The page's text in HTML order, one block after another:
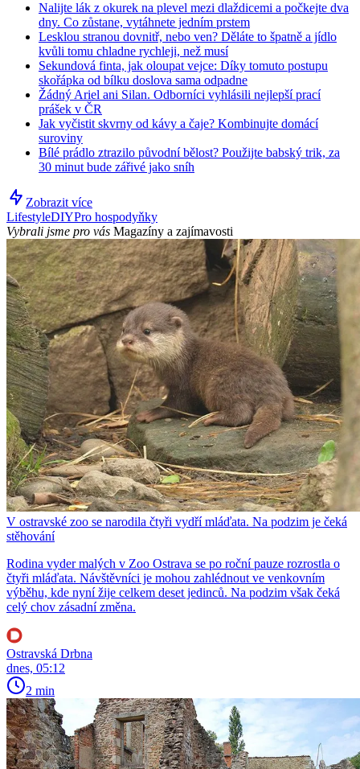
Nalijte lák z okurek na plevel mezi dlaždicemi a počkejte dva
dny. Co zůstane, vytáhnete jedním prstem
Lesklou stranou dovnitř, nebo ven? Děláte to špatně a jídlo
kvůli tomu chladne rychleji, než musí
Sekundová finta, jak oloupat vejce: Díky tomuto postupu
skořápka od bílku doslova sama odpadne
Žádný Ariel ani Silan. Odborníci vyhlásili nejlepší prací
prášek v ČR
Jak vyčistit skvrny od kávy a čaje? Kombinujte domácí
suroviny
Bílé prádlo ztrazilo původní bělost? Použijte babský trik, za
30 minut bude zářivé jako sníh
Zobrazit více
LifestyleDIYPro hospodyňky
Vybrali jsme pro vás Magazíny a zajímavosti
V ostravské zoo se narodila čtyři vydří mláďata. Na podzim je čeká
stěhování
Rodina vyder malých v Zoo Ostrava se po roční pauze rozrostla o
čtyři mláďata. Návštěvníci je mohou zahlédnout ve venkovním
výběhu, kde nyní žije celkem deset jedinců. Na podzim však čeká
celý chov zásadní změna.
Ostravská Drbna
dnes, 05:12
2 min